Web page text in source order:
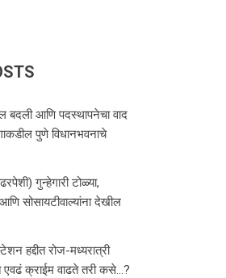
बदली आणि पदस्थापनेचा वाद
पुणे विधानभवनाचे
गुन्हेगारी टोळ्या,
सोसायटीवाल्यांना देखील
हद्दीत रोज-मध्यरात्री
एवढं क्राईम वाढते तरी कसे…?